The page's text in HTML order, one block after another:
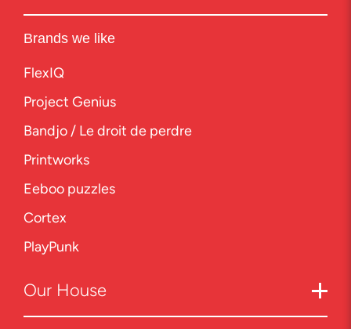
Brands we like
FlexIQ
Project Genius
Bandjo / Le droit de perdre
Printworks
Eeboo puzzles
Cortex
PlayPunk
Our House